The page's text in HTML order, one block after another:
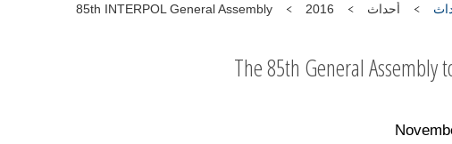
أحداث 2016
85th INTERPOL General Assembly
The 85th General Assembly